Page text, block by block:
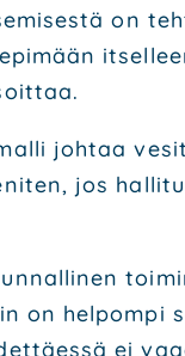
on
joh­taa
jos
on hel­pom­pi
ei